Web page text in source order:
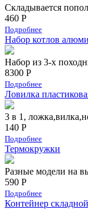
Складывается
460 Р
Подробнее
Набор котлов
Набор из 3-х
8300 Р
Подробнее
Ловилка
3 в 1,
140 Р
Подробнее
Термокружки
Разные модели на
590 Р
Подробнее
Контейнер